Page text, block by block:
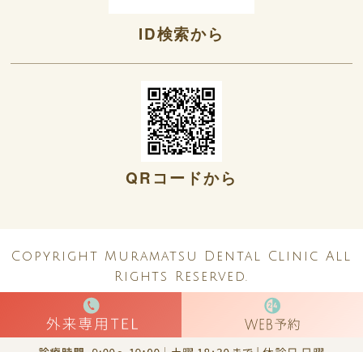
ID検索から
QRコードから
Copyright Muramatsu Dental Clinic All
Rights Reserved.
0797-26-1081